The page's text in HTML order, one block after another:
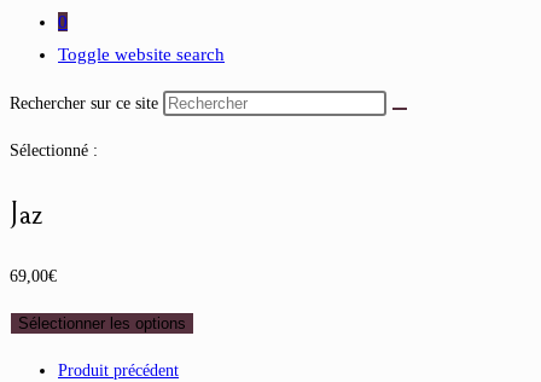
0
Toggle website search
Rechercher sur ce site
Sélectionné :
Jaz
69,00€
Sélectionner les options
Produit précédent